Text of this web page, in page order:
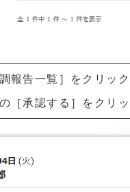
報告一覧］をクリック
［承認する］をクリ